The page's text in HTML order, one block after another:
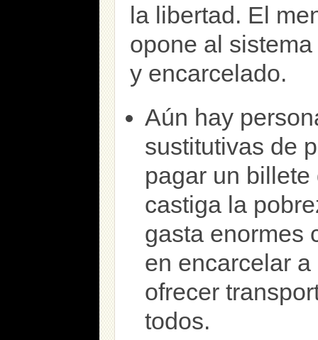
la libertad. El
opone al
y encarcelado.
Aún hay
sustitutivas de
pagar un
castiga la
gasta enormes
en encarcelar
ofrecer
todos.